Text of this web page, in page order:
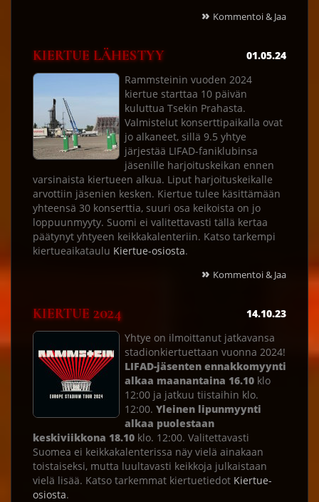
» Kommentoi & Jaa
KIERTUE LÄHESTYY
01.05.24
Rammsteinin vuoden 2024
kiertue starttaa 10 päivän
kuluttua Tsekin Prahasta.
Valmistelut konserttipaikalla ovat
jo alkaneet, sillä 9.5 yhtye
järjestää LIFAD-faniklubinsa
jäsenille harjoituskeikan ennen
varsinaista kiertueen alkua. Liput harjoituskeikalle
arvottiin jäsenien kesken. Kiertue tulee käsittämään
yhteensä 30 konserttia, suuri osa keikoista on jo
loppuunmyyty. Suomi ei valitettavasti tällä kertaa
päätynyt yhtyeen keikkakalenteriin. Katso tarkempi
kiertueaikataulu Kiertue-osiosta.
» Kommentoi & Jaa
KIERTUE 2024
14.10.23
Yhtye on ilmoittanut jatkavansa
stadionkiertuettaan vuonna 2024!
LIFAD-jäsenten ennakkomyynti
alkaa maanantaina 16.10 klo
12:00 ja jatkuu tiistaihin klo.
12:00. Yleinen lipunmyynti
alkaa puolestaan
keskiviikkona 18.10 klo. 12:00. Valitettavasti
Suomea ei keikkakalenterissa näy vielä ainakaan
toistaiseksi, mutta luultavasti keikkoja julkaistaan
vielä lisää. Katso tarkemmat kiertuetiedot Kiertue-
osiosta.